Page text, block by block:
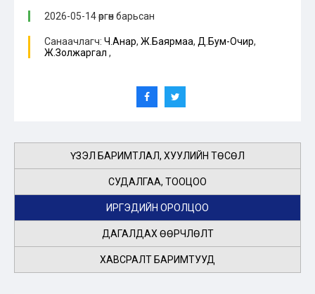
2026-05-14 өргөн барьсан
Санаачлагч: Ч.Анар, Ж.Баярмаа, Д.Бум-Очир,
Ж.Золжаргал ,
ҮЗЭЛ БАРИМТЛАЛ, ХУУЛИЙН ТӨСӨЛ
СУДАЛГАА, ТООЦОО
ИРГЭДИЙН ОРОЛЦОО
ДАГАЛДАХ ӨӨРЧЛӨЛТ
ХАВСРАЛТ БАРИМТУУД